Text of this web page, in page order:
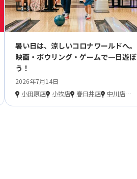
暑い日は、涼しいコロナワールドへ。
映画・ボウリング・ゲームで一日遊ぼ
う！
2026年7月14日
小田原店
小牧店 春日井店 中川店…